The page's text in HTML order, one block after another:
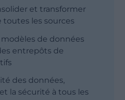
et transformer
toutes les sources
de données
entrepôts de
des données,
la sécurité à tous les